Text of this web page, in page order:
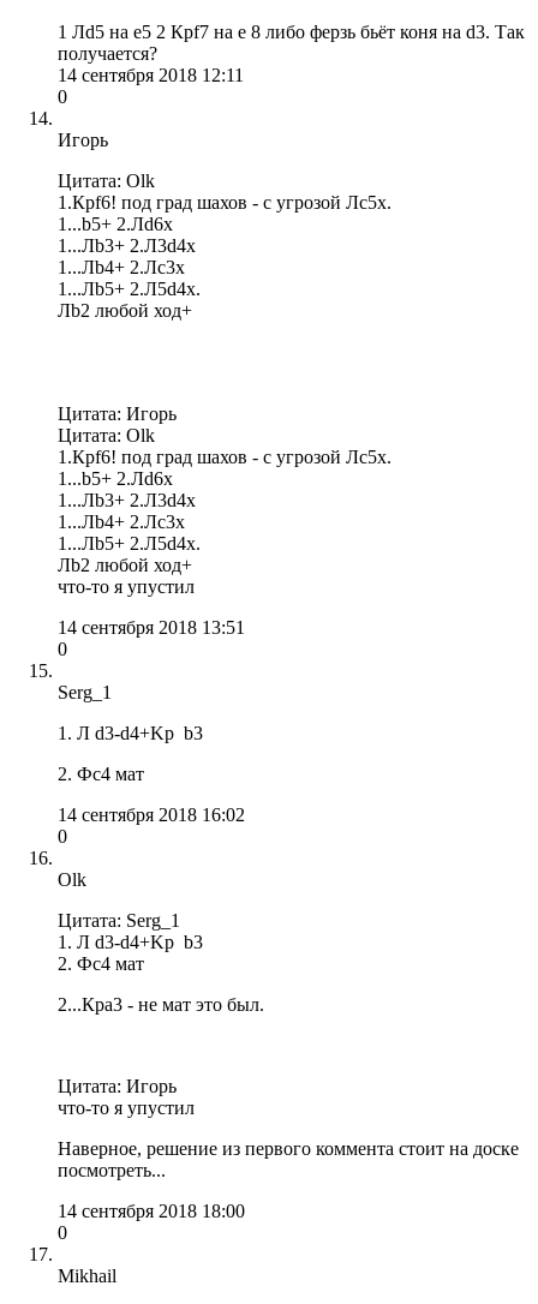
1 Лd5 на е5 2 Крf7 на e 8 либо ферзь бьёт коня на d3. Так
получается?
14 сентября 2018 12:11
0
Игорь
Цитата: Olk
1.Крf6! под град шахов - с угрозой Лс5x.
1...b5+ 2.Лd6x
1...Лb3+ 2.Л3d4x
1...Лb4+ 2.Лс3x
1...Лb5+ 2.Л5d4x.
Лb2 любой ход+
Цитата: Игорь
Цитата: Olk
1.Крf6! под град шахов - с угрозой Лс5x.
1...b5+ 2.Лd6x
1...Лb3+ 2.Л3d4x
1...Лb4+ 2.Лс3x
1...Лb5+ 2.Л5d4x.
Лb2 любой ход+
что-то я упустил
14 сентября 2018 13:51
0
Serg_1
1. Л d3-d4+Kр b3
2. Фс4 мат
14 сентября 2018 16:02
0
Olk
Цитата: Serg_1
1. Л d3-d4+Kр b3
2. Фс4 мат
2...Крa3 - не мат это был.
Цитата: Игорь
что-то я упустил
Наверное, решение из первого коммента стоит на доске
посмотреть...
14 сентября 2018 18:00
0
Mikhail